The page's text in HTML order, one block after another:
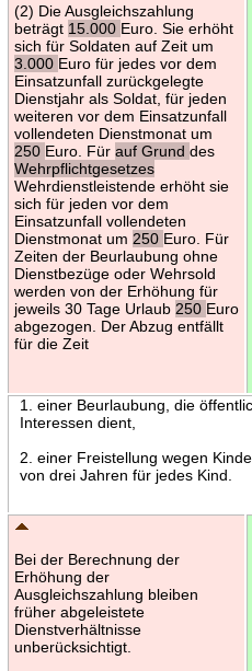
(2) Die Ausgleichszahlung
beträgt 15.000 Euro. Sie erhöht
sich für Soldaten auf Zeit um
3.000 Euro für jedes vor dem
Einsatzunfall zurückgelegte
Dienstjahr als Soldat, für jeden
weiteren vor dem Einsatzunfall
vollendeten Dienstmonat um
250 Euro. Für auf Grund des
Wehrpflichtgesetzes
Wehrdienstleistende erhöht sie
sich für jeden vor dem
Einsatzunfall vollendeten
Dienstmonat um 250 Euro. Für
Zeiten der Beurlaubung ohne
Dienstbezüge oder Wehrsold
werden von der Erhöhung für
jeweils 30 Tage Urlaub 250 Euro
abgezogen. Der Abzug entfällt
für die Zeit
1. einer Beurlaubung, die
Interessen dient,
2. einer Freistellung wegen
von drei Jahren für jedes Kind.
Bei der Berechnung der
Erhöhung der
Ausgleichszahlung bleiben
früher abgeleistete
Dienstverhältnisse
unberücksichtigt.